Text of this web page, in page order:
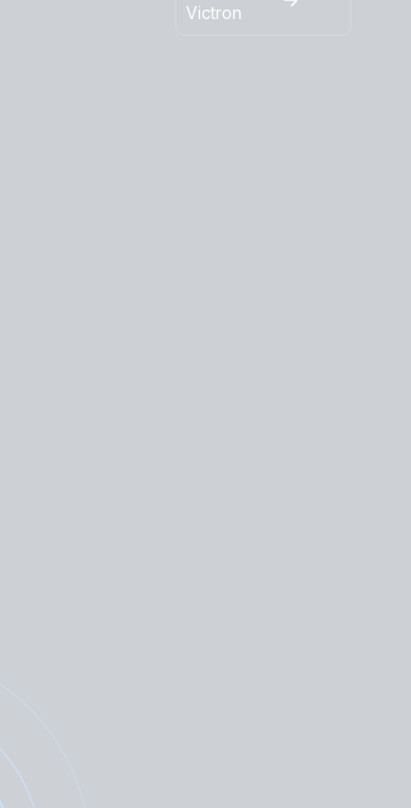
Victron